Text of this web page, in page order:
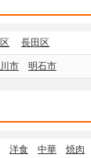
長田区
市 明石市
洋食 中華 焼肉